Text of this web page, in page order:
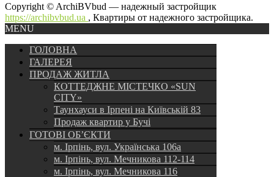
Copyright © ArchiBVbud — надежный застройщик
https://archibvbud.ua , Квартиры от надежного застройщика.
MENU
ГОЛОВНА
ГАЛЕРЕЯ
ПРОДАЖ ЖИТЛА
КОТТЕДЖНЕ МІСТЕЧКО «SUN
CITY»
Таунхауси в Ірпені на Київській 83
Продаж квартир у Бучі
ГОТОВІ ОБ’ЄКТИ
м. Ірпінь, вул. Українська 106а
м. Ірпінь, вул. Мечникова 112-114
м. Ірпінь, вул. Мечникова 116